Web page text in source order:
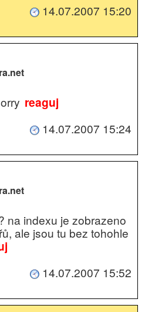
14.07.2007 15:20
reaguj
14.07.2007 15:24
na indexu je zobrazeno
ale jsou tu bez tohohle
14.07.2007 15:52